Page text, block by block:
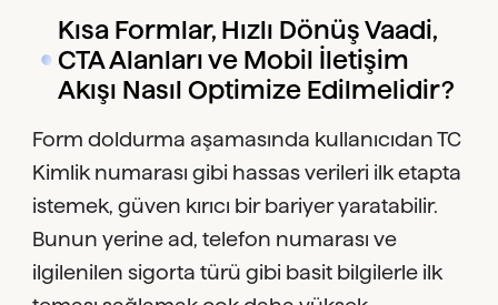
Kısa Formlar, Hızlı Dönüş Vaadi,
CTA Alanları ve Mobil İletişim
Akışı Nasıl Optimize Edilmelidir?
Form doldurma aşamasında kullanıcıdan TC
Kimlik numarası gibi hassas verileri ilk etapta
istemek, güven kırıcı bir bariyer yaratabilir.
Bunun yerine ad, telefon numarası ve
ilgilenilen sigorta türü gibi basit bilgilerle ilk